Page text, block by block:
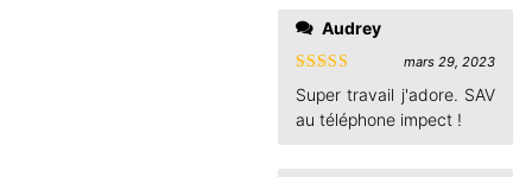
Audrey
Note
sur
5
mars 29, 2023
Super travail j'adore. SAV
au téléphone impect !